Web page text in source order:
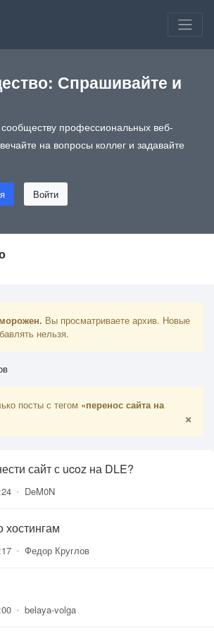
Спрашивайте и
профессиональных веб-
на вопросы коллег и задавайте
Войти
Вы просматриваете архив. Новые
нельзя.
посты с тегом «перенос сайта на
×
сайт с ucoz на DLE?
• DeM0N
• Федор Круглов
• belaya-volga